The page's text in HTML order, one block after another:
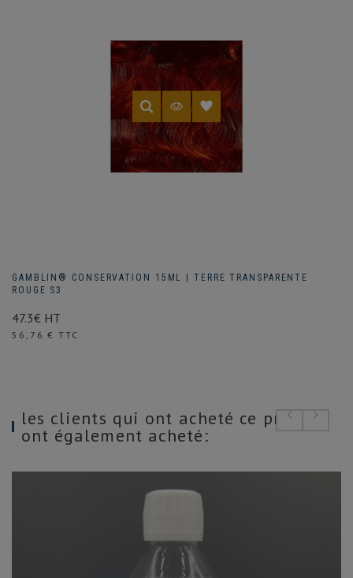
GAMBLIN® CONSERVATION 15ML | TERRE TRANSPARENTE
ROUGE S3
47.3€ HT
Prix
56,76 € TTC
les clients qui ont acheté ce produit
ont également acheté: